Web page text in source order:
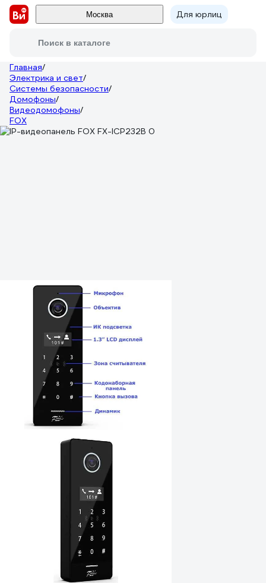
Москва Для юрлиц
Поиск в каталоге
Главная/
Электрика и свет/
Системы безопасности/
Домофоны/
Видеодомофоны/
FOX